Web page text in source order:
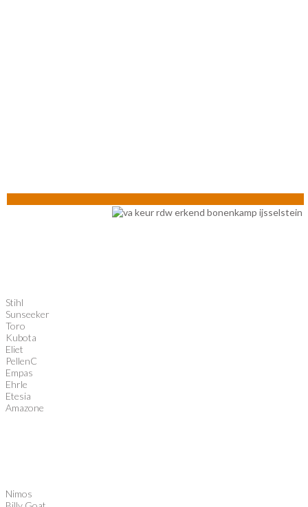
Stihl
Sunseeker
Toro
Kubota
Eliet
PellenC
Empas
Ehrle
Etesia
Amazone
Nimos